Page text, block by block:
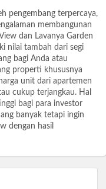
pengembang terpercaya,
membangunan
dan Lavanya Garden
nilai tambah dari segi
bagi Anda atau
properti khususnya
unit dari apartemen
cukup terjangkau. Hal
bagi para investor
banyak tetapi ingin
dengan hasil